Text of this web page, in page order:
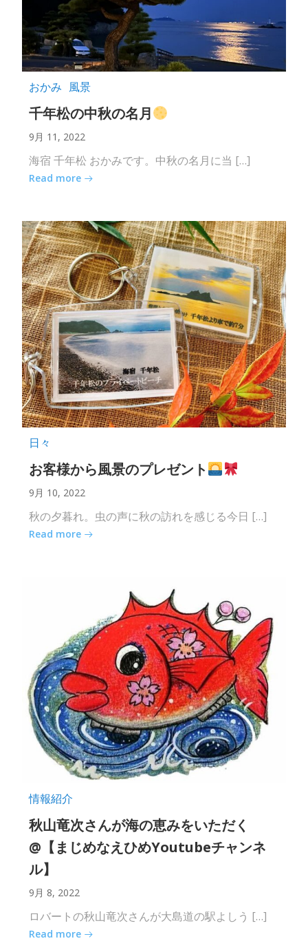
おかみ 風景
千年松の中秋の名月
9月 11, 2022
海宿 千年松 おかみです。中秋の名月に当 […]
Read more
日々
お客様から風景のプレゼント
9月 10, 2022
秋の夕暮れ。虫の声に秋の訪れを感じる今日 […]
Read more
情報紹介
秋山竜次さんが海の恵みをいただく
@【まじめなえひめYoutubeチャンネ
ル】
9月 8, 2022
ロバートの秋山竜次さんが大島道の駅よしう […]
Read more